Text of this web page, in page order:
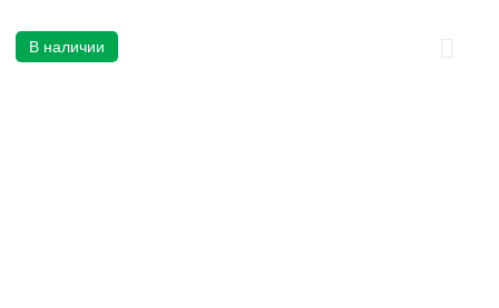
В наличии